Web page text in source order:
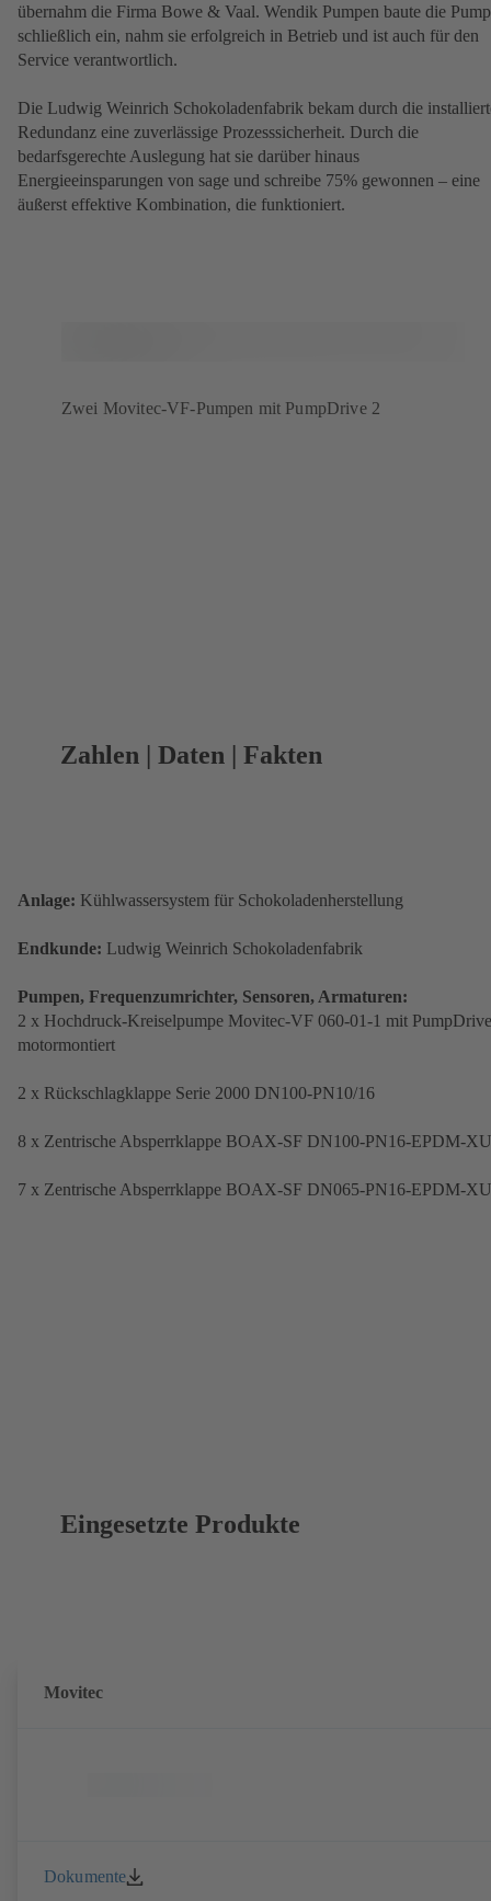
übernahm die Firma Bowe & Vaal. Wendik Pumpen baute die
schließlich ein, nahm sie erfolgreich in Betrieb und ist auch für den
Service verantwortlich.
Die Ludwig Weinrich Schokoladenfabrik bekam durch die
Redundanz eine zuverlässige Prozesssicherheit. Durch die
bedarfsgerechte Auslegung hat sie darüber hinaus
Energieeinsparungen von sage und schreibe 75% gewonnen – eine
äußerst effektive Kombination, die funktioniert.
Zwei Movitec-VF-Pumpen mit PumpDrive 2
Zahlen | Daten | Fakten
Anlage: Kühlwassersystem für Schokoladenherstellung
Endkunde: Ludwig Weinrich Schokoladenfabrik
Pumpen, Frequenzumrichter, Sensoren, Armaturen:
2 x Hochdruck-Kreiselpumpe Movitec-VF 060-01-1 mit
motormontiert
2 x Rückschlagklappe Serie 2000 DN100-PN10/16
8 x Zentrische Absperrklappe BOAX-SF DN100-PN16-EPDM-XU
7 x Zentrische Absperrklappe BOAX-SF DN065-PN16-EPDM-XU
Eingesetzte Produkte
Movitec
Dokumente